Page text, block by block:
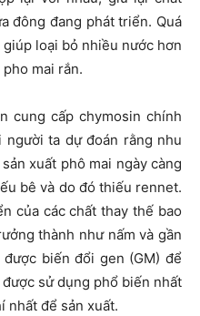
đông đang phát triển. Quá
loại bỏ nhiều nước hơn
mai rắn.
cung cấp chymosin chính
người ta dự đoán rằng nhu
xuất phô mai ngày càng
bê và do đó thiếu rennet.
của các chất thay thế bao
thành như nấm và gần
biến đổi gen (GM) để
sử dụng phổ biến nhất
nhất để sản xuất.